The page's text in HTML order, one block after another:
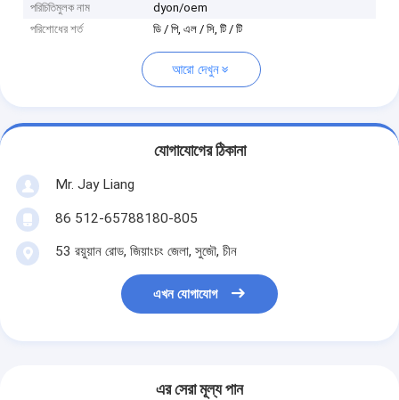
পরিচিতিমুলক নাম
dyon/oem
পরিশোধের শর্ত
ডি / পি, এল / সি, টি / টি
আরো দেখুন
যোগাযোগের ঠিকানা
Mr. Jay Liang
86 512-65788180-805
53 রয়ুয়ান রোড, জিয়াংচং জেলা, সুজৌ, চীন
এখন যোগাযোগ
এর সেরা মূল্য পান